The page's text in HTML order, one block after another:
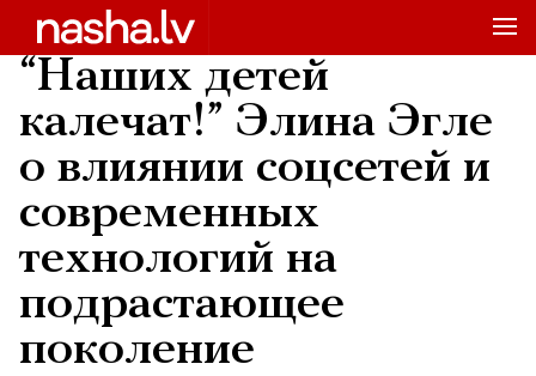
“Наших детей
калечат!” Элина Эгле
о влиянии соцсетей и
современных
технологий на
подрастающее
поколение